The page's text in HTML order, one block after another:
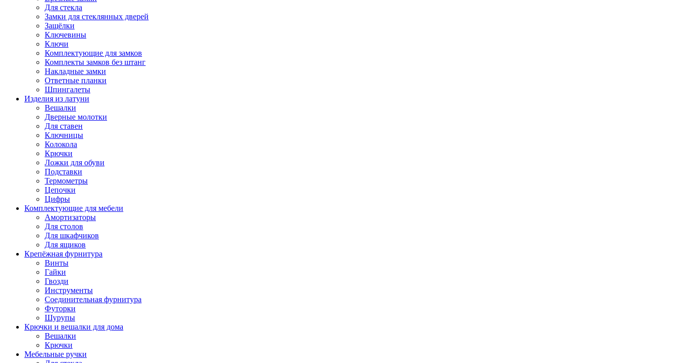
Для стекла
Замки для стеклянных дверей
Защёлки
Ключевины
Ключи
Комплектующие для замков
Комплекты замков без штанг
Накладные замки
Ответные планки
Шпингалеты
Изделия из латуни
Вешалки
Дверные молотки
Для ставен
Ключницы
Колокола
Крючки
Ложки для обуви
Подставки
Термометры
Цепочки
Цифры
Комплектующие для мебели
Амортизаторы
Для столов
Для шкафчиков
Для ящиков
Крепёжная фурнитура
Винты
Гайки
Гвозди
Инструменты
Соединительная фурнитура
Футорки
Шурупы
Крючки и вешалки для дома
Вешалки
Крючки
Мебельные ручки